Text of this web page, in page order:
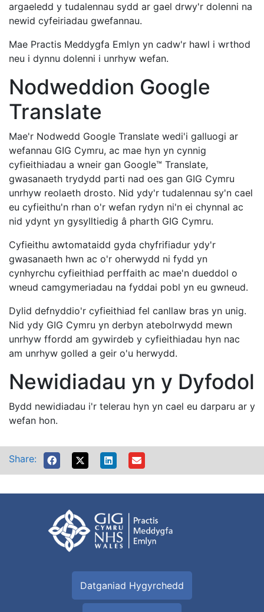
argaeledd y tudalennau sydd ar gael drwy'r dolenni na
newid cyfeiriadau gwefannau.
Mae Practis Meddygfa Emlyn yn cadw'r hawl i wrthod
neu i dynnu dolenni i unrhyw wefan.
Nodweddion Google
Translate
Mae'r Nodwedd Google Translate wedi'i galluogi ar
wefannau GIG Cymru, ac mae hyn yn cynnig
cyfieithiadau a wneir gan Google™ Translate,
gwasanaeth trydydd parti nad oes gan GIG Cymru
unrhyw reolaeth drosto. Nid ydy'r tudalennau sy'n cael
eu cyfieithu'n rhan o'r wefan rydyn ni'n ei chynnal ac
nid ydynt yn gysylltiedig â pharth GIG Cymru.
Cyfieithu awtomataidd gyda chyfrifiadur ydy'r
gwasanaeth hwn ac o'r oherwydd ni fydd yn
cynhyrchu cyfieithiad perffaith ac mae'n dueddol o
wneud camgymeriadau na fyddai pobl yn eu gwneud.
Dylid defnyddio'r cyfieithiad fel canllaw bras yn unig.
Nid ydy GIG Cymru yn derbyn atebolrwydd mewn
unrhyw ffordd am gywirdeb y cyfieithiadau hyn nac
am unrhyw golled a geir o'u herwydd.
Newidiadau yn y Dyfodol
Bydd newidiadau i'r telerau hyn yn cael eu darparu ar y
wefan hon.
Share:
Datganiad Hygyrchedd